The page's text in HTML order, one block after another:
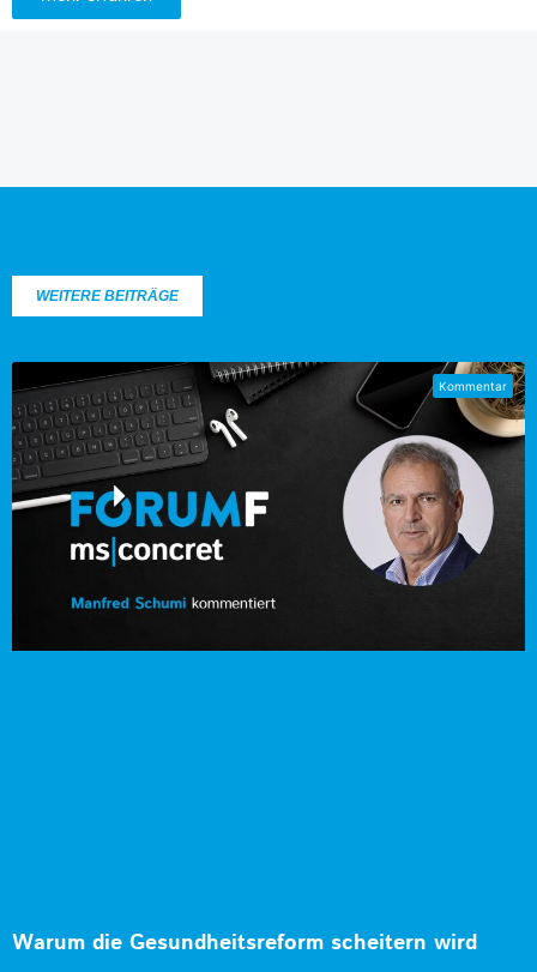
WEITERE BEITRÄGE
Warum die Gesundheitsreform scheitern wird